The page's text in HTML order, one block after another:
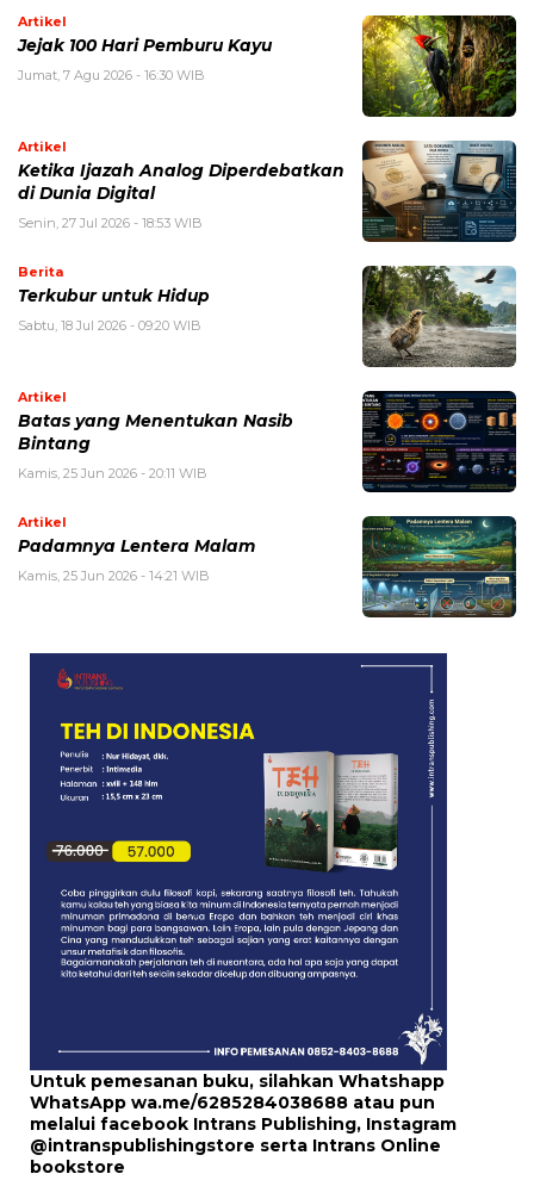
Artikel
Jejak 100 Hari Pemburu Kayu
Jumat, 7 Agu 2026 - 16:30 WIB
Artikel
Ketika Ijazah Analog Diperdebatkan
di Dunia Digital
Senin, 27 Jul 2026 - 18:53 WIB
Berita
Terkubur untuk Hidup
Sabtu, 18 Jul 2026 - 09:20 WIB
Artikel
Batas yang Menentukan Nasib
Bintang
Kamis, 25 Jun 2026 - 20:11 WIB
Artikel
Padamnya Lentera Malam
Kamis, 25 Jun 2026 - 14:21 WIB
Untuk pemesanan buku, silahkan Whatshapp
WhatsApp wa.me/6285284038688 atau pun
melalui facebook Intrans Publishing, Instagram
@intranspublishingstore serta Intrans Online
bookstore